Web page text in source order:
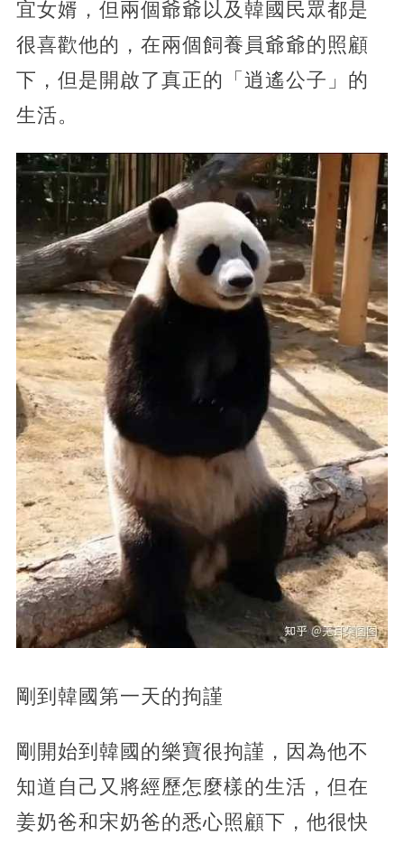
宜女婿，但兩個爺爺以及韓國民眾都是
很喜歡他的，在兩個飼養員爺爺的照顧
下，但是開啟了真正的「逍遙公子」的
生活。
剛到韓國第一天的拘謹
剛開始到韓國的樂寶很拘謹，因為他不
知道自己又將經歷怎麼樣的生活，但在
姜奶爸和宋奶爸的悉心照顧下，他很快